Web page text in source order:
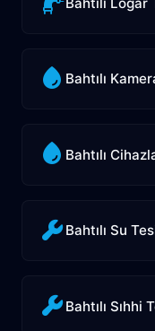
Bahtılı
Bahtılı
Bahtılı Su
Bahtılı